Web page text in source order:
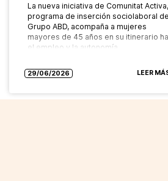
La nueva iniciativa de Comunitat
programa de inserción sociolaboral
Grupo ABD, acompaña a mujeres
mayores de 45 años en su itinerario
el empleo y la autonomía…
29/06/2026 LEER